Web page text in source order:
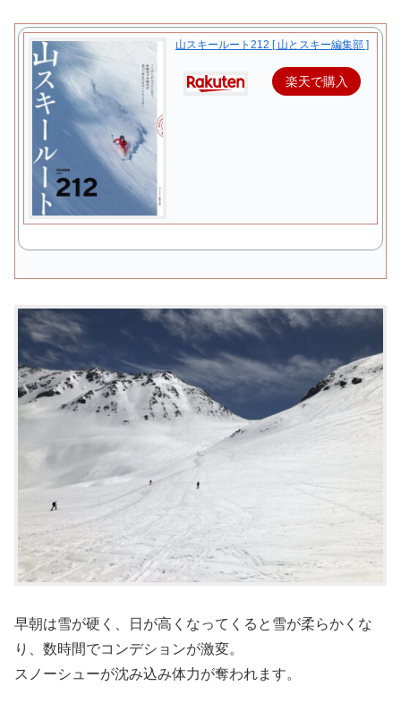
山スキールート212 [ 山とスキー編集部 ]
楽天で購入
早朝は雪が硬く、日が高くなってくると雪が柔らかくな
り、数時間でコンデションが激変。
スノーシューが沈み込み体力が奪われます。